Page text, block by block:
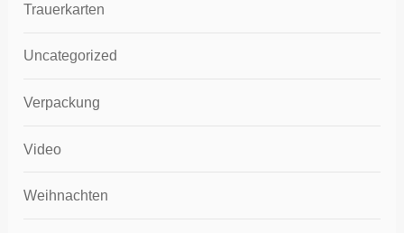
Trauerkarten
Uncategorized
Verpackung
Video
Weihnachten